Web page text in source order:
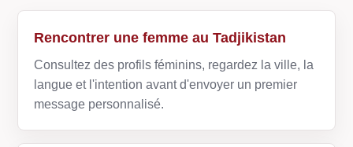
Rencontrer une femme au Tadjikistan
Consultez des profils féminins, regardez la ville, la
langue et l'intention avant d'envoyer un premier
message personnalisé.